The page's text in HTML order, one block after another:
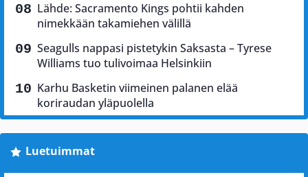
Lähde: Sacramento Kings pohtii kahden
nimekkään takamiehen välillä
Seagulls nappasi pistetykin Saksasta – Tyrese
Williams tuo tulivoimaa Helsinkiin
Karhu Basketin viimeinen palanen elää
koriraudan yläpuolella
Luetuimmat